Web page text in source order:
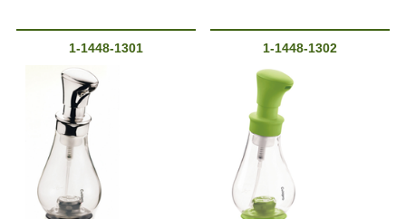
1-1448-1301 1-1448-1302